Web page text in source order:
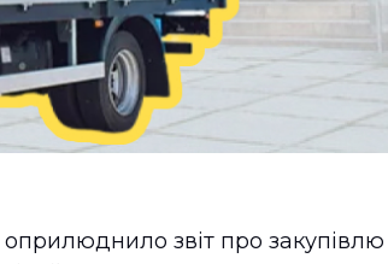
звіт про закупівлю